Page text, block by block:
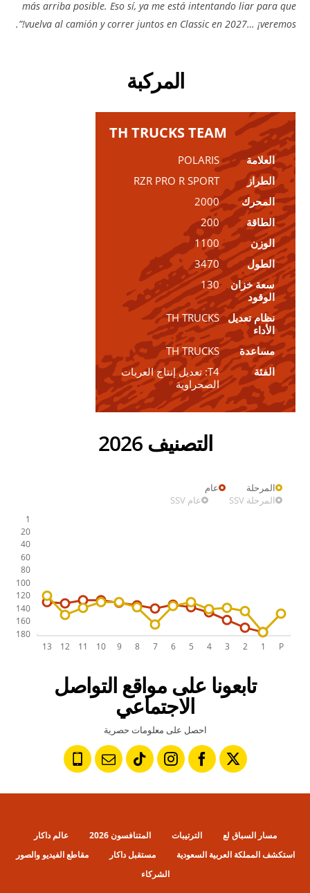
más arriba posible. Eso sí, ya me está intentando liar para que
vuelva al camión y correr juntos en Classic en 2027… ¡veremos!”.
المركبة
TH TRUCKS TEAM
العلامة
POLARIS
الطراز
RZR PRO R SPORT
المحرك
2000
الطاقة
200
الوزن
1100
الطول
3470
سعة خزان
الوقود
130
نظام تعديل
الأداء
TH TRUCKS
مساعدة
TH TRUCKS
الفئة
T4: تعديل إنتاج العربات
الصحراوية
التصنيف 2026
المرحلة
عام
المرحلة SSV
عام SSV
تابعونا على مواقع التواصل
الاجتماعي
احصل على معلومات حصرية
مسار السباق لع الترتيبات المتنافسون 2026
عالم داكار
استكشف المملكة العربية السعودية
مستقبل داكار
مقاطع الفيديو والصور
الشركاء